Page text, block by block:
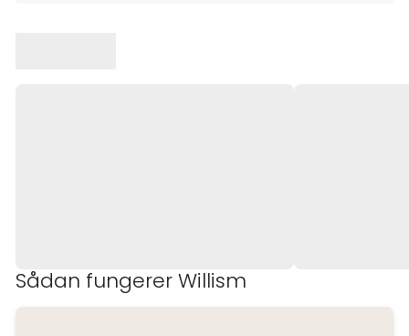
Sådan fungerer Willism